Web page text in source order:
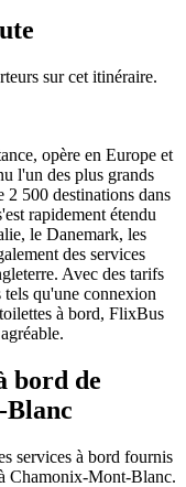
sur cet itinéraire.
opère en Europe et
l'un des plus grands
2 500 destinations dans
rapidement étendu
le Danemark, les
des services
Avec des tarifs
tels qu'une connexion
à bord, FlixBus
bord de
Blanc
services à bord fournis
Chamonix-Mont-Blanc.